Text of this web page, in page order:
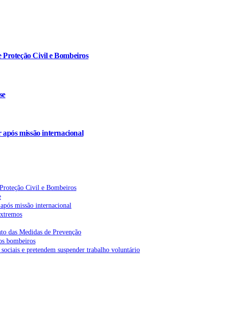
Proteção Civil e Bombeiros
missão internacional
Civil e Bombeiros
missão internacional
das Medidas de Prevenção
bombeiros
e pretendem suspender trabalho voluntário